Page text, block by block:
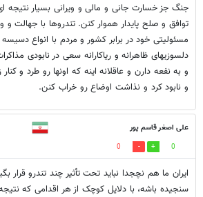
جنگ جز خسارت جانی و مالی و ویرانی بسیار نتیجه ای
توافق و صلح پایدار هموار کنن. تندروها با جهالت و
مسئولیتی خود در برابر کشور و مردم با انواع
دلسوزیهای ظاهرانه و ریاکارانه سعی در نابودی
و به نفعه دارن و عاقلانه اینه که اونها رو طرد و
و نابود کرد و نذاشت اوضاع رو خراب کنن.
علی اصغر قاسم پور
0
0
ایران ما هم نچجدا نباید تحت تأثیر چند تندرو قرار
سنجیده باشه، با دلایل کوچک از هر اقدامی که